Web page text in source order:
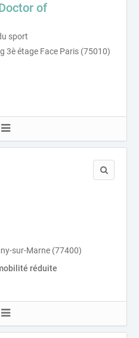
of
sport
3è étage Face Paris (75010)
sur-Marne (77400)
réduite